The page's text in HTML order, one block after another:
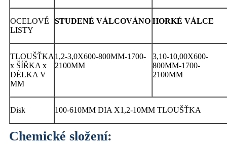
OCELOVÉ
LISTY
STUDENÉ VÁLCOVÁNO HORKÉ VÁLCE
TLOUŠŤKA
x ŠÍŘKA x
DÉLKA V
MM
1,2-3,0X600-800MM-1700-
2100MM
3,10-10,00X600-
800MM-1700-
2100MM
Disk 100-610MM DIA X1,2-10MM TLOUŠŤKA
Chemické složení: